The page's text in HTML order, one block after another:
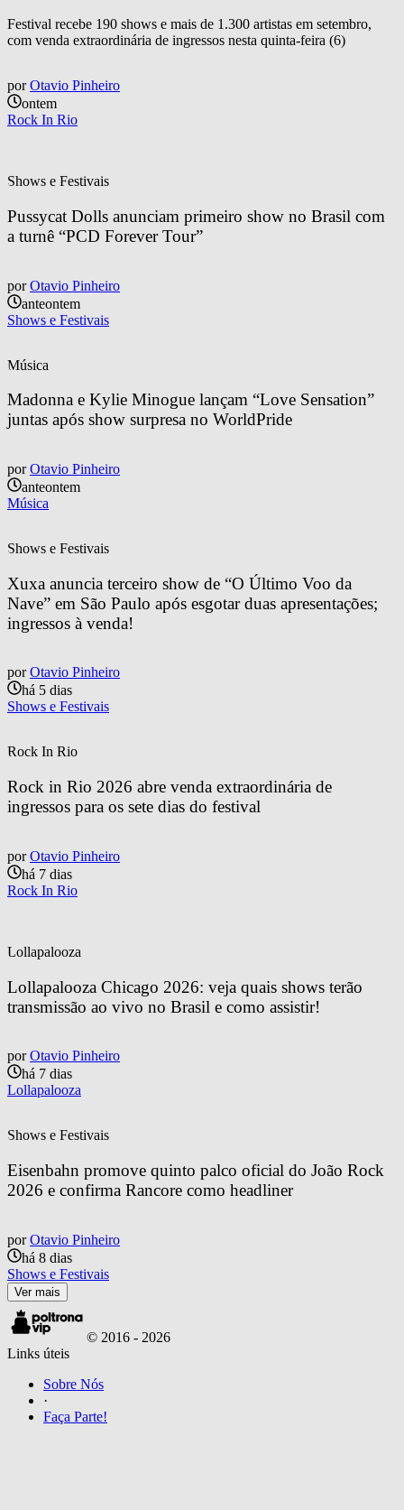
Festival recebe 190 shows e mais de 1.300 artistas em setembro,
com venda extraordinária de ingressos nesta quinta-feira (6)
por Otavio Pinheiro
ontem
Rock In Rio
Shows e Festivais
Pussycat Dolls anunciam primeiro show no Brasil com
a turnê “PCD Forever Tour”
por Otavio Pinheiro
anteontem
Shows e Festivais
Música
Madonna e Kylie Minogue lançam “Love Sensation”
juntas após show surpresa no WorldPride
por Otavio Pinheiro
anteontem
Música
Shows e Festivais
Xuxa anuncia terceiro show de “O Último Voo da
Nave” em São Paulo após esgotar duas apresentações;
ingressos à venda!
por Otavio Pinheiro
há 5 dias
Shows e Festivais
Rock In Rio
Rock in Rio 2026 abre venda extraordinária de
ingressos para os sete dias do festival
por Otavio Pinheiro
há 7 dias
Rock In Rio
Lollapalooza
Lollapalooza Chicago 2026: veja quais shows terão
transmissão ao vivo no Brasil e como assistir!
por Otavio Pinheiro
há 7 dias
Lollapalooza
Shows e Festivais
Eisenbahn promove quinto palco oficial do João Rock
2026 e confirma Rancore como headliner
por Otavio Pinheiro
há 8 dias
Shows e Festivais
Ver mais
© 2016 - 2026
Links úteis
Sobre Nós
·
Faça Parte!